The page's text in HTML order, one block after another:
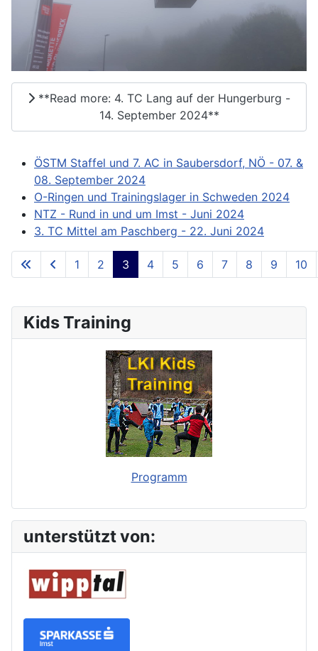
**Read more: 4. TC Lang auf der Hungerburg -
14. September 2024**
ÖSTM Staffel und 7. AC in Saubersdorf, NÖ - 07. &
08. September 2024
O-Ringen und Trainingslager in Schweden 2024
NTZ - Rund in und um Imst - Juni 2024
3. TC Mittel am Paschberg - 22. Juni 2024
**Page 3 of 73**
1 2 3 4 5 6 7 8 9 10
Kids Training
Programm
unterstützt von: